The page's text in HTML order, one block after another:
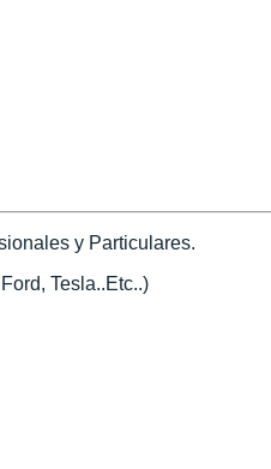
y Particulares.
Tesla..Etc..)